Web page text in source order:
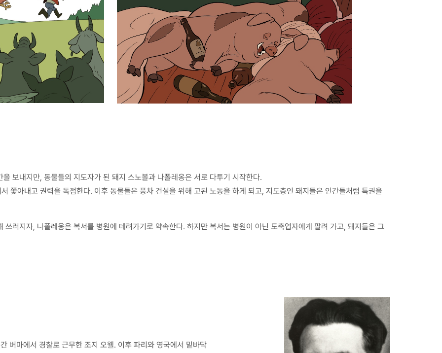
보내지만, 동물들의 지도자가 된 돼지 스노볼과 나폴레옹은 서로 다투기 시작한다.
쫓아내고 권력을 독점한다. 이후 동물들은 풍차 건설을 위해 고된 노동을 하게 되고, 지도층인 돼지들은 인간들처럼 특권을
러지자, 나폴레옹은 복서를 병원에 데려가기로 약속한다. 하지만 복서는 병원이 아닌 도축업자에게 팔려 가고, 돼지들은 그
버마에서 경찰로 근무한 조지 오웰. 이후 파리와 영국에서 밑바닥